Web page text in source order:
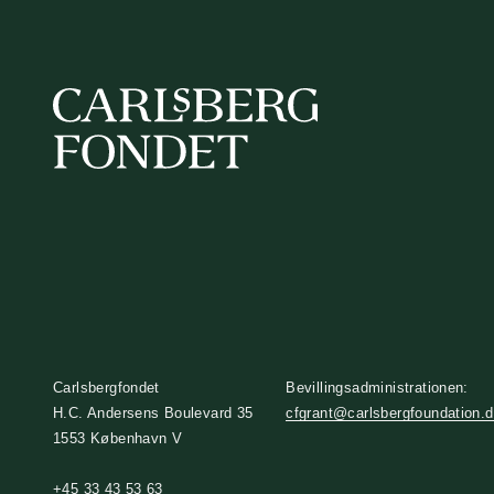
Carlsbergfondet
H.C. Andersens Boulevard 35
1553 København V
+45 33 43 53 63
Bevillingsadministrationen: